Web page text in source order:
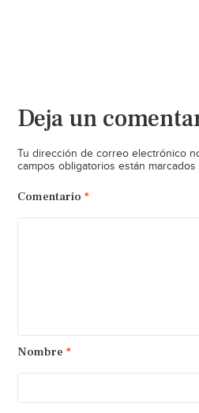
Deja un
Tu dirección de correo electrónico
campos obligatorios están marcados
Comentario *
Nombre *